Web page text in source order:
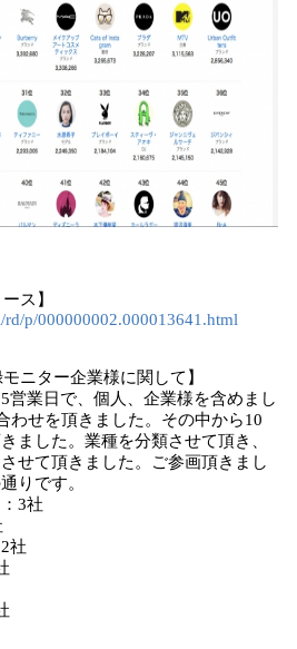
ス】
p/000000002.000013641.html
ニター企業様に関して】
営業日で、個人、企業様を含めまし
わせを頂きました。その中から10
ました。業種を分類させて頂き、
せて頂きました。ご参画頂きまし
りです。
3社
社